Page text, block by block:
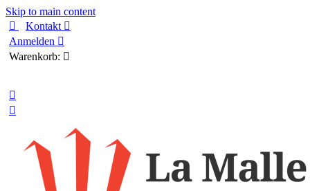
Skip to main content

Kontakt 
Anmelden 
Warenkorb: 

